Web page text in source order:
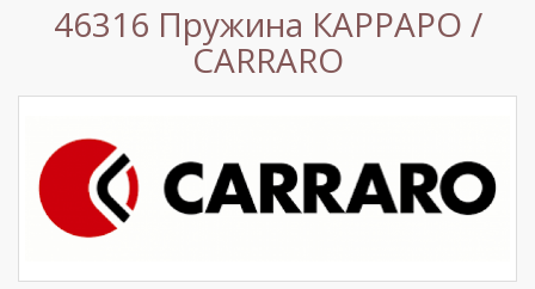
46316 Пружина КАРРАРО /
CARRARO